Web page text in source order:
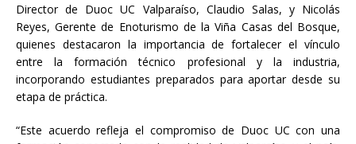
Director de Duoc UC Valparaíso, Claudio Salas, y Nicolás
Reyes, Gerente de Enoturismo de la Viña Casas del Bosque,
quienes destacaron la importancia de fortalecer el vínculo
entre la formación técnico profesional y la industria,
incorporando estudiantes preparados para aportar desde su
etapa de práctica.
“Este acuerdo refleja el compromiso de Duoc UC con una